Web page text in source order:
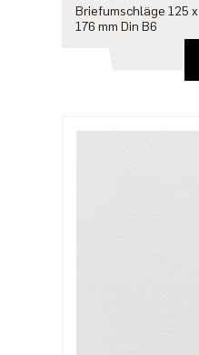
Briefumschläge 125 x
176 mm Din B6